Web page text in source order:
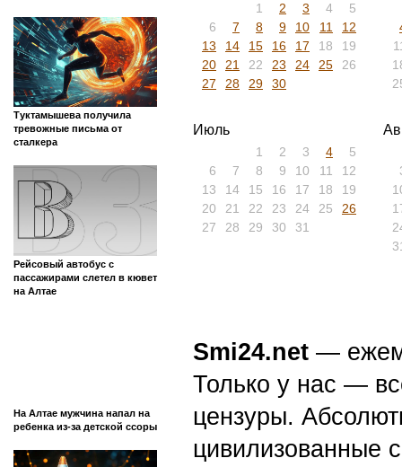
Туктамышева получила
тревожные письма от
сталкера
Рейсовый автобус с
пассажирами слетел в кювет
на Алтае
На Алтае мужчина напал на
ребенка из-за детской ссоры
1 2 3 4
5
6
7 8 9 10 11
12
13
14 15 16 17 18
19
20
21 22 23 24 25
26
27
28 29 30
Июль
1 2 3 4
5
6
7 8 9 10 11
12
13
14 15 16 17 18
19
20
21 22 23 24 25
26
27
28 29 30 31
Smi24.net —
Только у нас —
цензуры.
цивилизованные